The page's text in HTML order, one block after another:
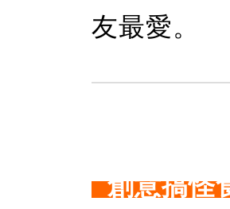
友最愛。
創意搞怪